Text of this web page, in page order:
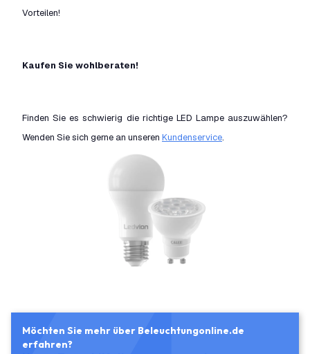
Vorteilen!
Kaufen Sie wohlberaten!
Finden Sie es schwierig die richtige LED Lampe auszuwählen?
Wenden Sie sich gerne an unseren Kundenservice.
Möchten Sie mehr über Beleuchtungonline.de
erfahren?